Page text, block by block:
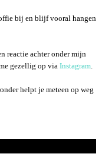
bij en blijf vooral hangen
reactie achter onder mijn
gezellig op via Instagram.
helpt je meteen op weg